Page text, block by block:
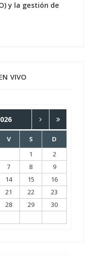
y la gestión de
VIVO
V S
D
1
2
7 8
9
14 15
16
21 22
23
28 29
30